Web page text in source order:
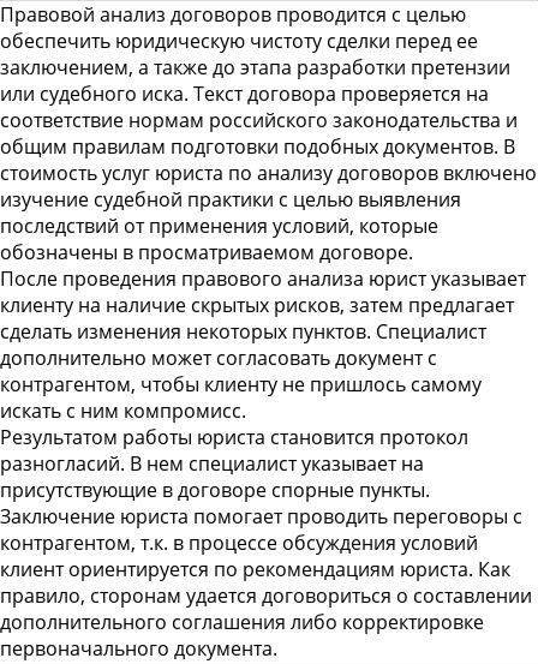
Правовой анализ договоров проводится с целью
обеспечить юридическую чистоту сделки перед ее
заключением, а также до этапа разработки претензии
или судебного иска. Текст договора проверяется на
соответствие нормам российского законодательства и
общим правилам подготовки подобных документов. В
стоимость услуг юриста по анализу договоров включено
изучение судебной практики с целью выявления
последствий от применения условий, которые
обозначены в просматриваемом договоре.
После проведения правового анализа юрист указывает
клиенту на наличие скрытых рисков, затем предлагает
сделать изменения некоторых пунктов. Специалист
дополнительно может согласовать документ с
контрагентом, чтобы клиенту не пришлось самому
искать с ним компромисс.
Результатом работы юриста становится протокол
разногласий. В нем специалист указывает на
присутствующие в договоре спорные пункты.
Заключение юриста помогает проводить переговоры с
контрагентом, т.к. в процессе обсуждения условий
клиент ориентируется по рекомендациям юриста. Как
правило, сторонам удается договориться о составлении
дополнительного соглашения либо корректировке
первоначального документа.